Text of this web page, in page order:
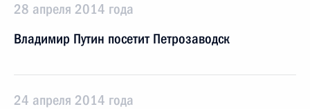
28 апреля 2014 года
Владимир Путин посетит Петрозаводск
24 апреля 2014 года